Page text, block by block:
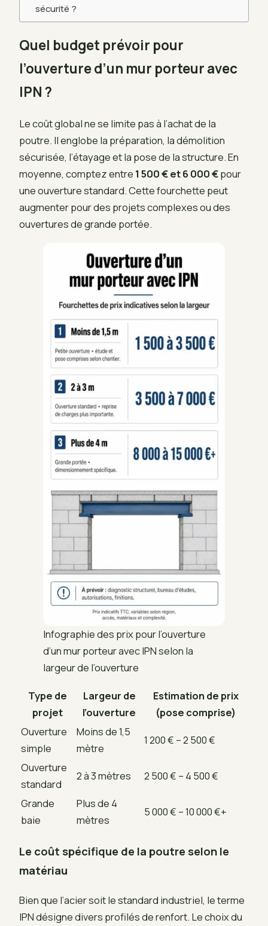
sécurité ?
Quel budget prévoir pour
l’ouverture d’un mur porteur avec
IPN ?
Le coût global ne se limite pas à l’achat de la
poutre. Il englobe la préparation, la démolition
sécurisée, l’étayage et la pose de la structure. En
moyenne, comptez entre 1 500 € et 6 000 €pour
une ouverture standard. Cette fourchette peut
augmenter pour des projets complexes ou des
ouvertures de grande portée.
Infographie des prix pour l’ouverture
d’un mur porteur avec IPN selon la
largeur de l’ouverture
Type de
projet
Largeur de
l’ouverture
Estimation de prix
(pose comprise)
Ouverture
simple
Moins de 1,5
mètre
1 200 € – 2 500 €
Ouverture
standard
2 à 3 mètres
2 500 € – 4 500 €
Grande
baie
Plus de 4
mètres
5 000 € – 10 000 €+
Le coût spécifique de la poutre selon le
matériau
Bien que l’acier soit le standard industriel, le terme
IPN désigne divers profilés de renfort. Le choix du